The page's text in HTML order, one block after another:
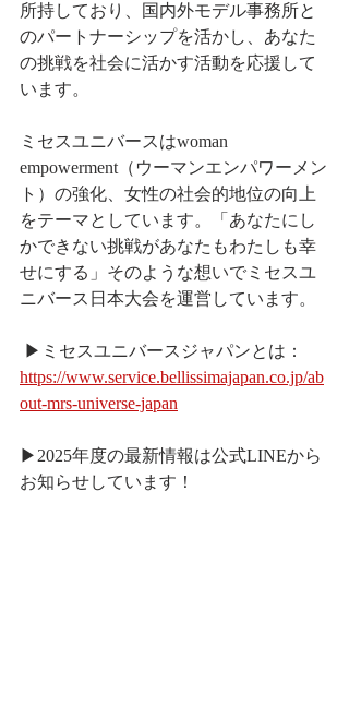
所持しており、​国内外モデル事務所と
のパートナーシップを活かし、​あなた
の挑戦を社会に活かす活動を応援して
います。
ミセスユニバースはwoman
empowerment（ウーマンエンパワーメン
ト）の強化、女性の社会的地位の向上
をテーマとしています。「あなたにし
かできない挑戦があなたもわたしも幸
せにする」そのような想いでミセスユ
ニバース日本大会を運営しています。
▶︎ミセスユニバースジャパンとは：
https://www.service.bellissimajapan.co.jp/ab
out-mrs-universe-japan
▶︎2025年度の最新情報は公式LINEから
お知らせしています！